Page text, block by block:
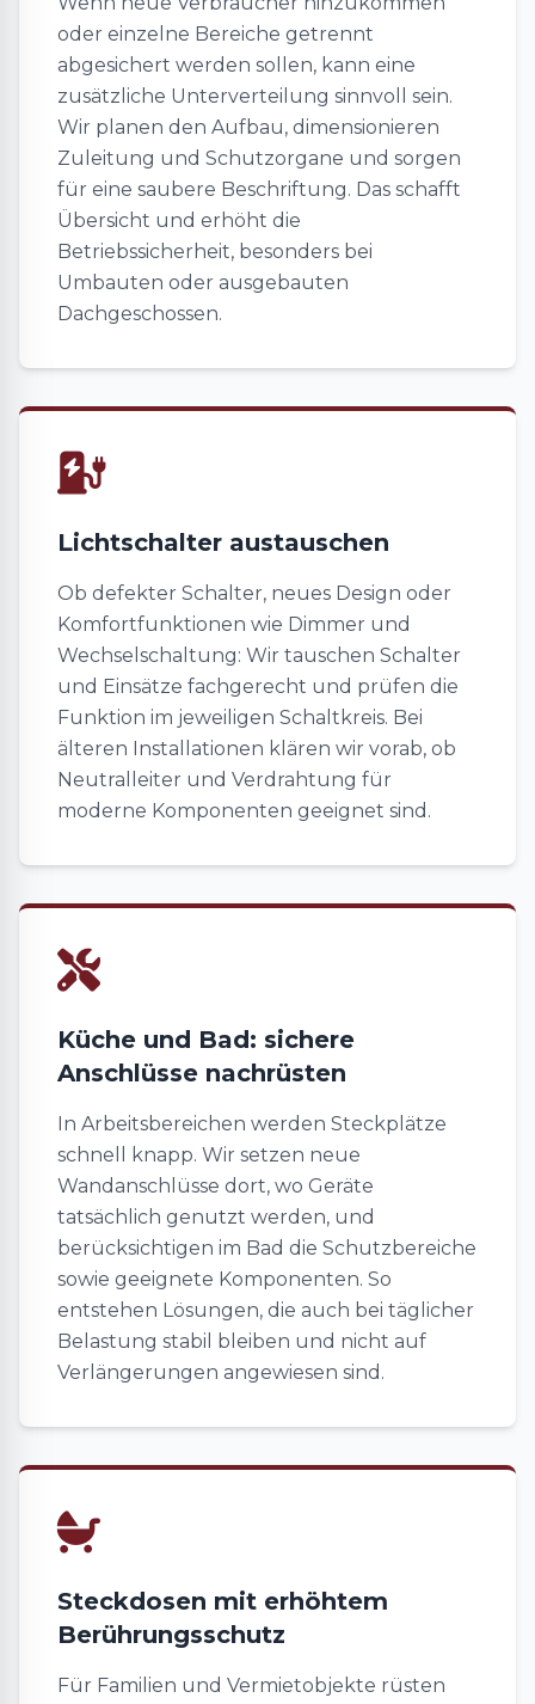
oder einzelne Bereiche getrennt
abgesichert werden sollen, kann eine
zusätzliche Unterverteilung sinnvoll sein.
Wir planen den Aufbau, dimensionieren
Zuleitung und Schutzorgane und sorgen
für eine saubere Beschriftung. Das schafft
Übersicht und erhöht die
Betriebssicherheit, besonders bei
Umbauten oder ausgebauten
Dachgeschossen.
Lichtschalter austauschen
Ob defekter Schalter, neues Design oder
Komfortfunktionen wie Dimmer und
Wechselschaltung: Wir tauschen Schalter
und Einsätze fachgerecht und prüfen die
Funktion im jeweiligen Schaltkreis. Bei
älteren Installationen klären wir vorab, ob
Neutralleiter und Verdrahtung für
moderne Komponenten geeignet sind.
Küche und Bad: sichere
Anschlüsse nachrüsten
In Arbeitsbereichen werden Steckplätze
schnell knapp. Wir setzen neue
Wandanschlüsse dort, wo Geräte
tatsächlich genutzt werden, und
berücksichtigen im Bad die Schutzbereiche
sowie geeignete Komponenten. So
entstehen Lösungen, die auch bei täglicher
Belastung stabil bleiben und nicht auf
Verlängerungen angewiesen sind.
Steckdosen mit erhöhtem
Berührungsschutz
Für Familien und Vermietobjekte rüsten